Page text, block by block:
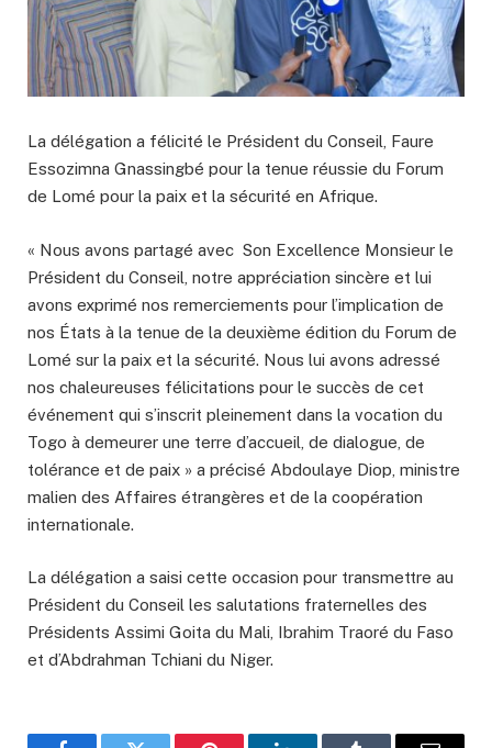
La délégation a félicité le Président du Conseil, Faure
Essozimna Gnassingbé pour la tenue réussie du Forum
de Lomé pour la paix et la sécurité en Afrique.
« Nous avons partagé avec Son Excellence Monsieur le
Président du Conseil, notre appréciation sincère et lui
avons exprimé nos remerciements pour l’implication de
nos États à la tenue de la deuxième édition du Forum de
Lomé sur la paix et la sécurité. Nous lui avons adressé
nos chaleureuses félicitations pour le succès de cet
événement qui s’inscrit pleinement dans la vocation du
Togo à demeurer une terre d’accueil, de dialogue, de
tolérance et de paix » a précisé Abdoulaye Diop, ministre
malien des Affaires étrangères et de la coopération
internationale.
La délégation a saisi cette occasion pour transmettre au
Président du Conseil les salutations fraternelles des
Présidents Assimi Goita du Mali, Ibrahim Traoré du Faso
et d’Abdrahman Tchiani du Niger.